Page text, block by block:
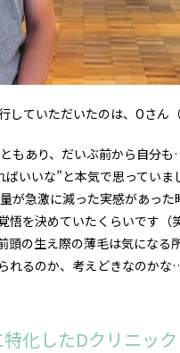
ていただいたのは、Oさん
もあり、だいぶ前から自分
いいな”と本気で思ってい
が急激に減った実感があった
悟を決めていたくらいです（
頭の生え際の薄毛は気になる
れるのか、考えどきなのか
化したDクリニッ